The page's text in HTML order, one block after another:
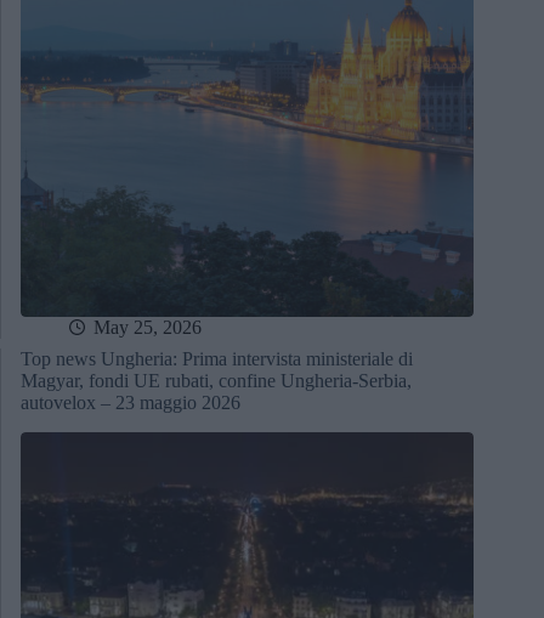
May 25, 2026
Top news Ungheria: Prima intervista ministeriale di
Magyar, fondi UE rubati, confine Ungheria-Serbia,
autovelox – 23 maggio 2026